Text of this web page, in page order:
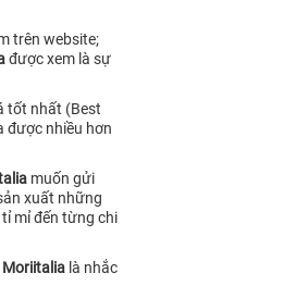
trên website;
được xem là sự
tốt nhất (Best
được nhiều hơn
muốn gửi
xuất những
mỉ đến từng chi
Moriitalia là nhắc